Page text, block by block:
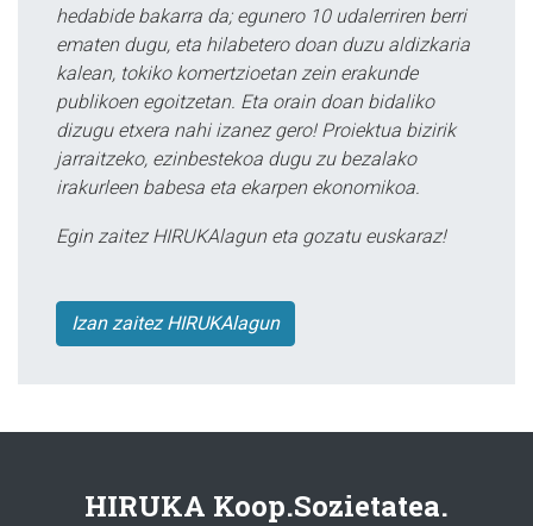
hedabide bakarra da; egunero 10 udalerriren berri
ematen dugu, eta hilabetero doan duzu aldizkaria
kalean, tokiko komertzioetan zein erakunde
publikoen egoitzetan. Eta orain doan bidaliko
dizugu etxera nahi izanez gero! Proiektua bizirik
jarraitzeko, ezinbestekoa dugu zu bezalako
irakurleen babesa eta ekarpen ekonomikoa.
Egin zaitez HIRUKAlagun eta gozatu euskaraz!
Izan zaitez HIRUKAlagun
HIRUKA Koop.Sozietatea.